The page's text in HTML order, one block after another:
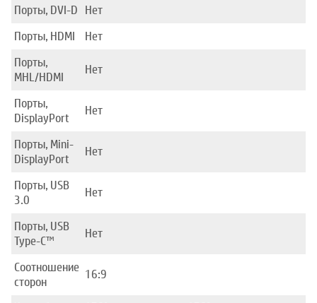
Порты, DVI-D Нет
Порты, HDMI
Нет
Порты,
MHL/HDMI
Нет
Порты,
DisplayPort
Нет
Порты, Mini-
DisplayPort
Нет
Порты, USB
3.0
Нет
Порты, USB
Type-C™
Нет
Соотношение
сторон
16:9